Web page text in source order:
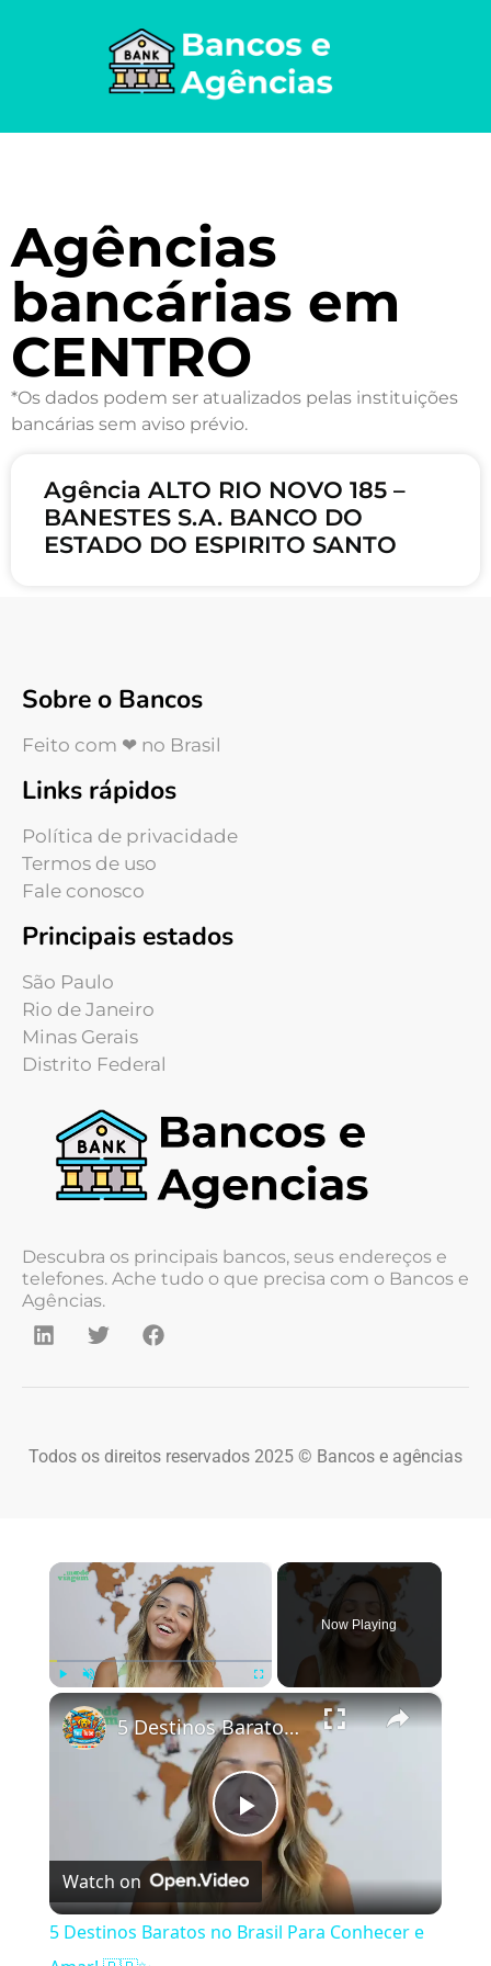
Agências
bancárias em
CENTRO
*Os dados podem ser atualizados pelas instituições
bancárias sem aviso prévio.
Agência ALTO RIO NOVO 185 –
BANESTES S.A. BANCO DO
ESTADO DO ESPIRITO SANTO
Sobre o Bancos
Feito com ❤ no Brasil
Links rápidos
Política de privacidade
Termos de uso
Fale conosco
Principais estados
São Paulo
Rio de Janeiro
Minas Gerais
Distrito Federal
Descubra os principais bancos, seus endereços e
telefones. Ache tudo o que precisa com o Bancos e
Agências.
Todos os direitos reservados 2025 © Bancos e agências
×
Fullscreen
Now Playing
×
Play Video
5 Destinos Baratos no Brasil Para Conhecer e Amar! 🇧🇷✨
Watch on
5 Destinos Baratos no Brasil Para Conhecer e